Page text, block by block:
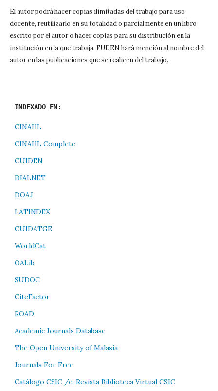
El autor podrá hacer copias ilimitadas del trabajo para uso
docente, reutilizarlo en su totalidad o parcialmente en un libro
escrito por el autor o hacer copias para su distribución en la
institución en la que trabaja. FUDEN hará mención al nombre del
autor en las publicaciones que se realicen del trabajo.
INDEXADO EN:
CINAHL
CINAHL Complete
CUIDEN
DIALNET
DOAJ
LATINDEX
CUIDATGE
WorldCat
OALib
SUDOC
CiteFactor
ROAD
Academic Journals Database
The Open University of Malasia
Journals For Free
Catálogo CSIC /e-Revista Biblioteca Virtual CSIC